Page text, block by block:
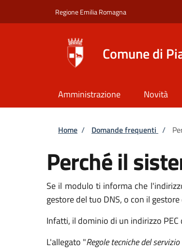
Regione Emilia Romagna
Comune di
Amministrazione Novità
Briciole di
Home / Domande frequenti /
Perché il
Se il modulo ti informa che
gestore del tuo DNS, o con il
Infatti, il dominio di un indirizzo
L'allegato "Regole tecniche del